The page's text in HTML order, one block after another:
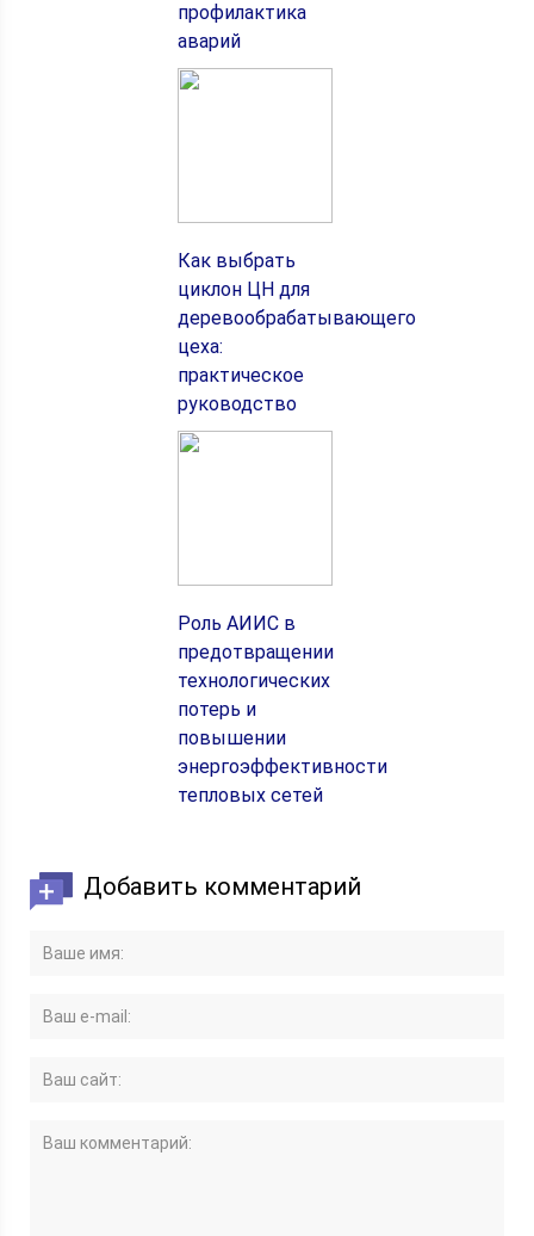
профилактика
аварий
Как выбрать
циклон ЦН для
деревообрабатывающего
цеха:
практическое
руководство
Роль АИИС в
предотвращении
технологических
потерь и
повышении
энергоэффективности
тепловых сетей
Добавить комментарий